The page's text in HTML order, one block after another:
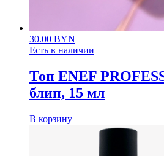
30.00 BYN
Есть в наличии
Топ ENEF
блип, 15 мл
В корзину